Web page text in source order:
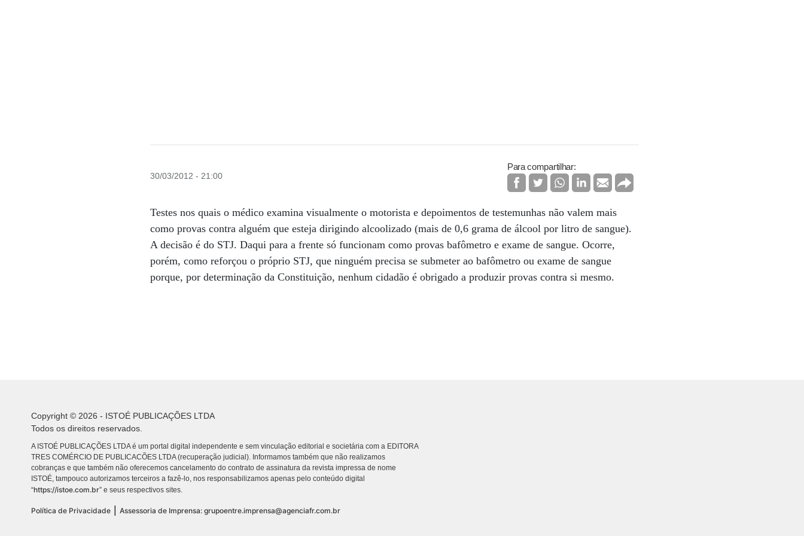
30/03/2012 - 21:00
Para compartilhar:
Testes nos quais o médico examina visualmente o motorista e depoimentos de testemunhas não valem mais
como provas contra alguém que esteja dirigindo alcoolizado (mais de 0,6 grama de álcool por litro de sangue).
A decisão é do STJ. Daqui para a frente só funcionam como provas bafômetro e exame de sangue. Ocorre,
porém, como reforçou o próprio STJ, que ninguém precisa se submeter ao bafômetro ou exame de sangue
porque, por determinação da Constituição, nenhum cidadão é obrigado a produzir provas contra si mesmo.
Copyright © 2026 - ISTOÉ PUBLICAÇÕES LTDA
Todos os direitos reservados.
A ISTOÉ PUBLICAÇÕES LTDA é um portal digital independente e sem vinculação editorial e societária com a EDITORA
TRES COMÉRCIO DE PUBLICACÕES LTDA (recuperação judicial). Informamos também que não realizamos
cobranças e que também não oferecemos cancelamento do contrato de assinatura da revista impressa de nome
ISTOÉ, tampouco autorizamos terceiros a fazê-lo, nos responsabilizamos apenas pelo conteúdo digital
“https://istoe.com.br” e seus respectivos sites.
Política de Privacidade Assessoria de Imprensa: grupoentre.imprensa@agenciafr.com.br